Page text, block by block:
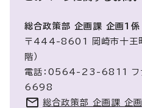
総合政策部 企画課 企画1係
〒444-8601 岡崎市十王
階）
電話：0564-23-6811 フ
6698
総合政策部 企画課 企